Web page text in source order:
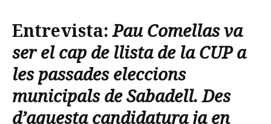
Entrevista:Pau Comellasva
ser el cap de llista de la CUP a
les passades eleccions
municipals de Sabadell. Des
d’aquesta candidatura ja en